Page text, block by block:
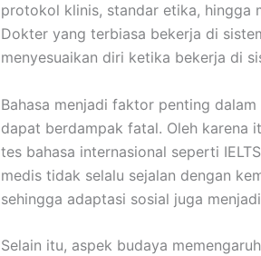
protokol klinis, standar etika, hingga
Dokter yang terbiasa bekerja di
menyesuaikan diri ketika bekerja di
Bahasa menjadi faktor penting
dapat berdampak fatal. Oleh karena
tes bahasa internasional seperti
medis tidak selalu sejalan dengan
sehingga adaptasi sosial juga
Selain itu, aspek budaya